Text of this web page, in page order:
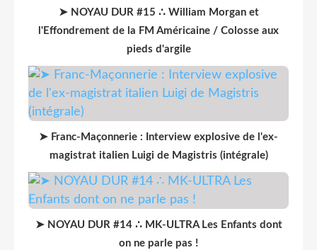
➤ NOYAU DUR #15 ∴ William Morgan et
l'Effondrement de la FM Américaine / Colosse aux
pieds d'argile
➤ Franc-Maçonnerie : Interview explosive de l'ex-
magistrat italien Luigi de Magistris (intégrale)
➤ NOYAU DUR #14 ∴ MK-ULTRA Les Enfants dont
on ne parle pas !